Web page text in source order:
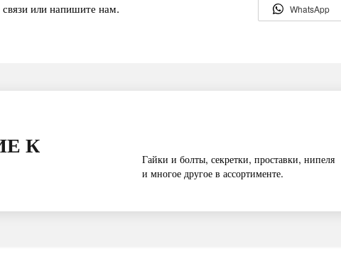
или напишите нам. WhatsApp
К
Гайки и болты, секретки, проставки, нипеля
и многое другое в ассортименте.